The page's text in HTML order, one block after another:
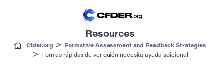
Resources
Cfder.org > Formative Assessment and Feedback Strategies
> Formas rápidas de ver quién necesita ayuda adicional